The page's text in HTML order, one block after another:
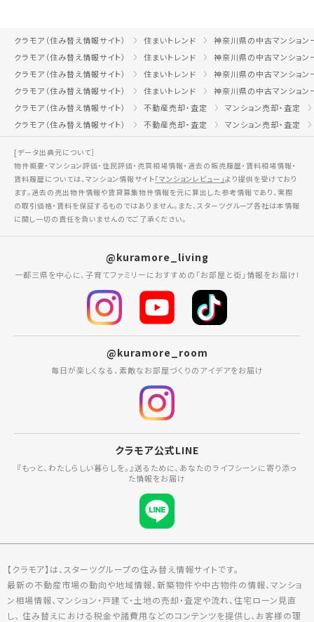
クラモア（住み替え情報サイト） 住まいトレンド
神奈川県の中古マンション
クラモア（住み替え情報サイト）
住まいトレンド
神奈川県の中古マンション
クラモア（住み替え情報サイト）
住まいトレンド
神奈川県の中古マンション
クラモア（住み替え情報サイト）
住まいトレンド
神奈川県の中古マンション
クラモア（住み替え情報サイト）
不動産売却・査定
マンション売却・査定
クラモア（住み替え情報サイト）
不動産売却・査定 マンション売却・査定
[データ出典元について］
物件概要・マンション評価・住民評価・売買相場情報・過去の販売履歴・賃料相場情報・
賃料履歴については、マンション情報サイト「マンションレビュー」より提供を受けており
ます。過去の売出物件情報や賃貸募集物件情報を元に算出した参考情報であり、実際
の取引価格・賃料を保証するものではありません。また、スターツグループ各社は本情報
に関し一切の責任を負いませんのでご了承ください。
@kuramore_living
一都三県を中心に、子育てファミリーにおすすめの「お部屋と街」情報をお届け!
@kuramore_room
毎日が楽しくなる、素敵なお部屋づくりのアイデアをお届け
クラモア公式LINE
『もっと、わたしらしい暮らしを。』送るために、あなたのライフシーンに寄り添っ
た情報をお届け
【クラモア】は、スターツグループの住み替え情報サイトです。
最新の不動産市場の動向や地域情報、新築物件や中古物件の情報、マンショ
ン相場情報、マンション・戸建て・土地の売却・査定や流れ、住宅ローン見直
し、 住み替えにおける税金や諸費用などのコンテンツを提供し、お客様の理